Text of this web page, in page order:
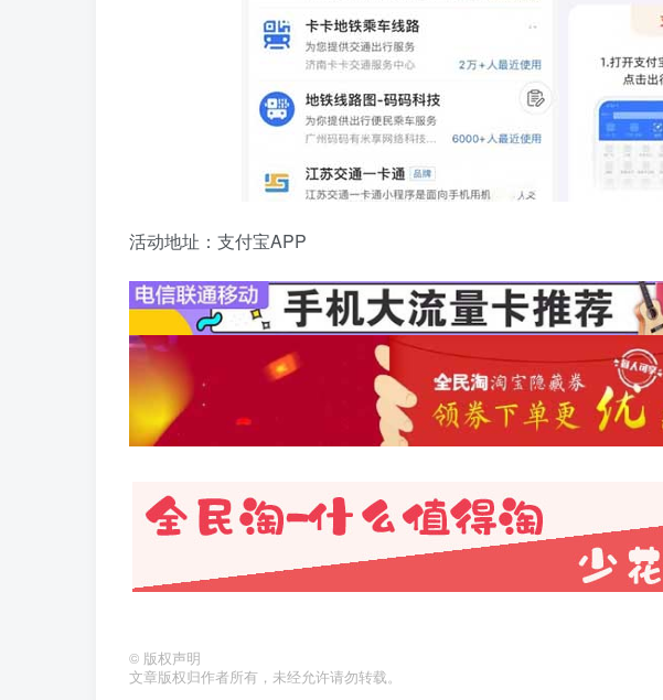
活动地址：支付宝APP
© 版权声明
文章版权归作者所有，未经允许请勿转载。